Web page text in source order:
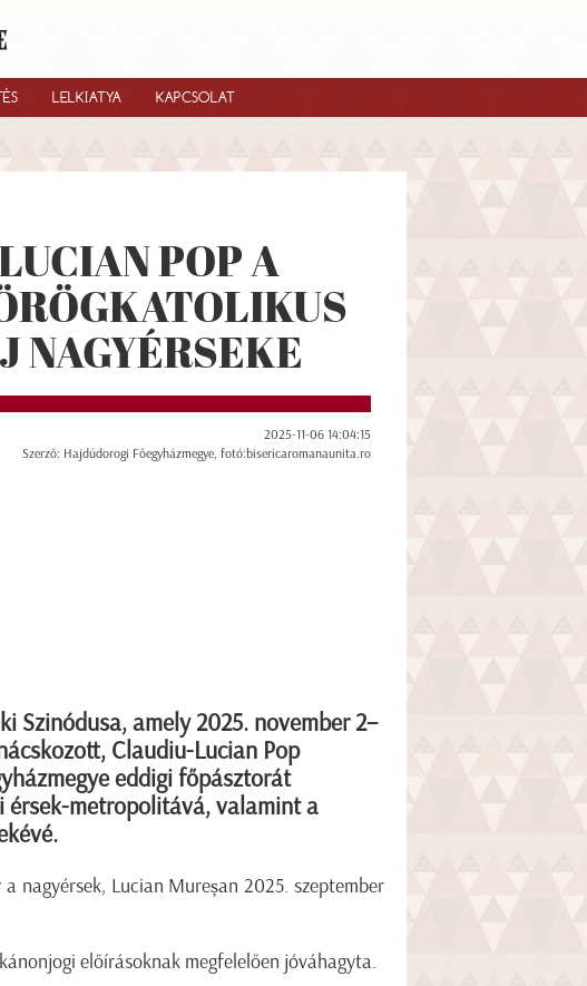
LELKIATYA KAPCSOLAT
POP A
NAGYÉRSEKE
2025-11-06 14:04:15
Szerző: Hajdúdorogi Főegyházmegye, fotó:bisericaromanaunita.ro
Szinódusa, amely 2025. november 2–
Claudiu-Lucian Pop
eddigi főpásztorát
érsek-metropolitává, valamint a
nagyérsek, Lucian Mureșan 2025. szeptember
előírásoknak megfelelően jóváhagyta.